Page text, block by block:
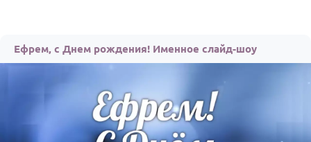
Открытки
С Днем рождения
ОТЗЫВЫ
Ефрем, с Днем рождения! Именное слайд-шоу